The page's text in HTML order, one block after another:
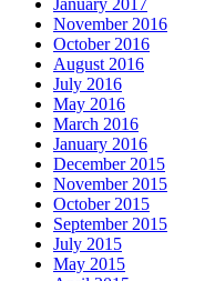
January 2017
November 2016
October 2016
August 2016
July 2016
May 2016
March 2016
January 2016
December 2015
November 2015
October 2015
September 2015
July 2015
May 2015